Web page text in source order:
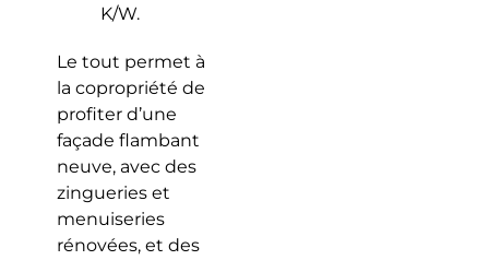
K/W.
Le tout permet à
la copropriété de
profiter d’une
façade flambant
neuve, avec des
zingueries et
menuiseries
rénovées, et des